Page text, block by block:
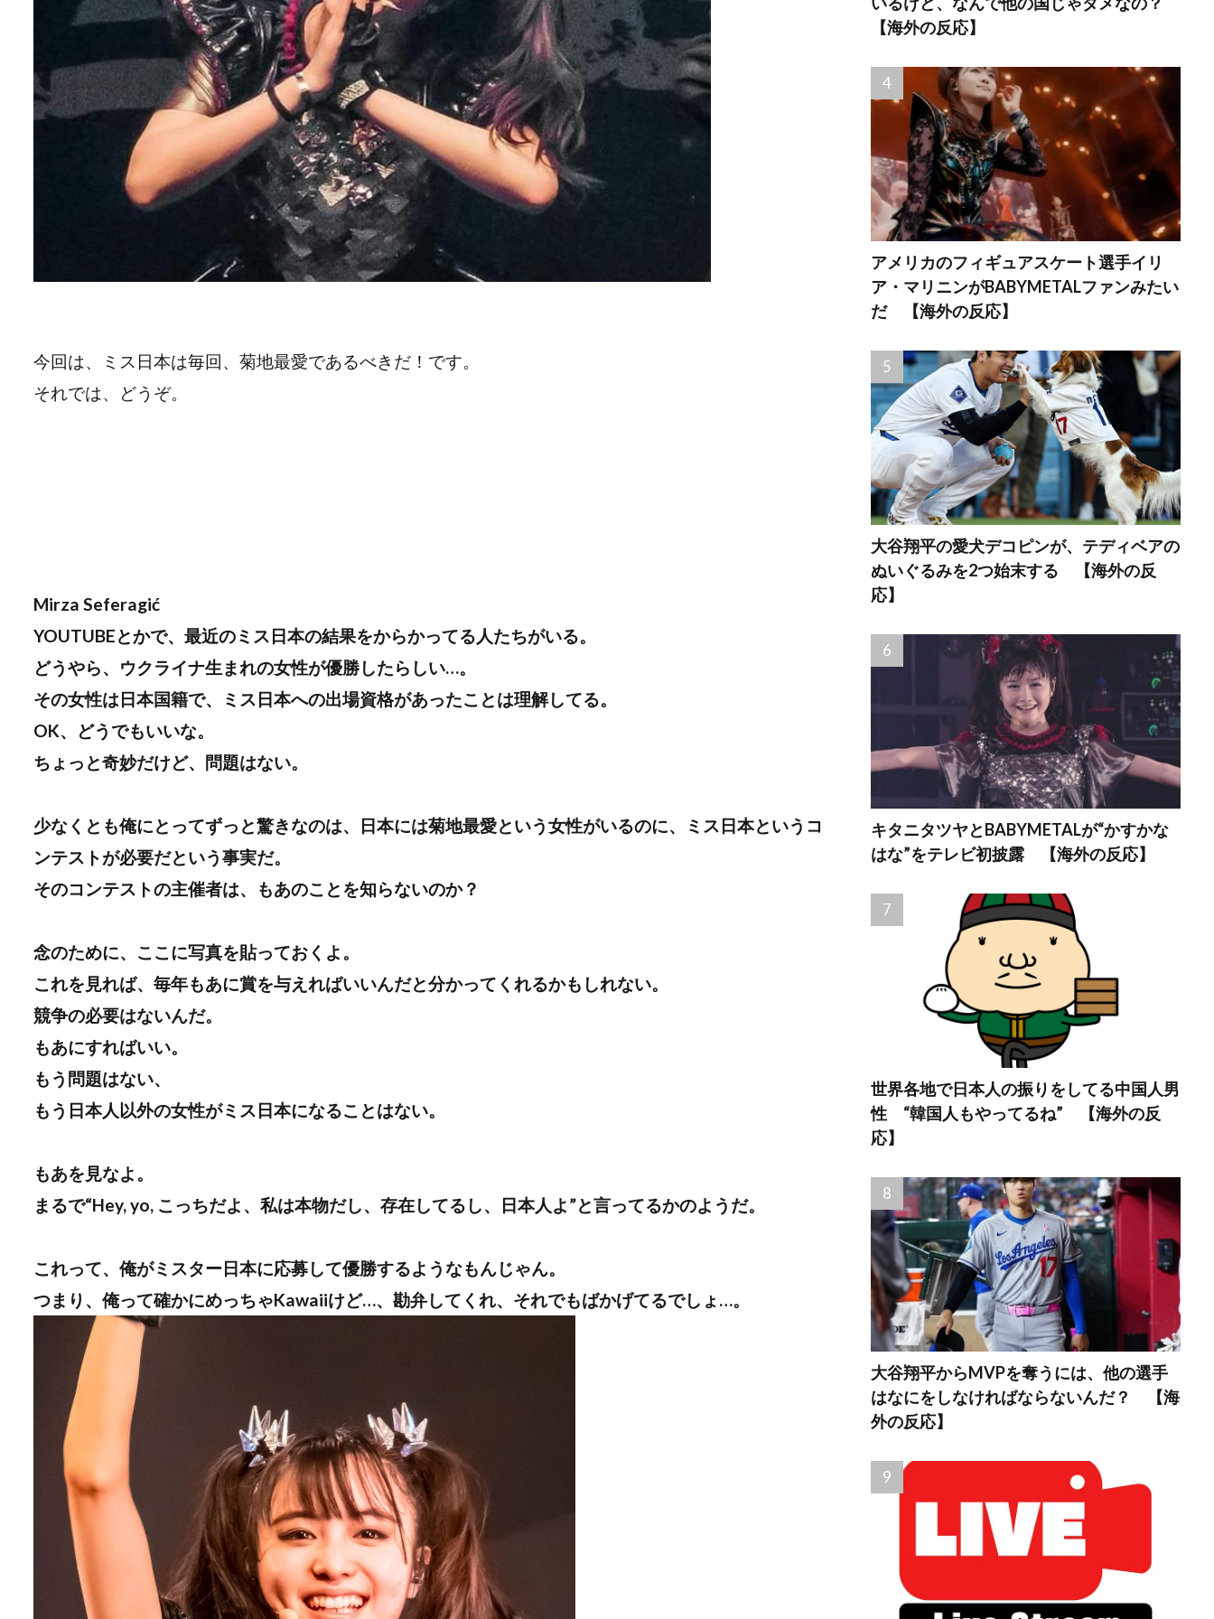
今回は、ミス日本は毎回、菊地最愛であるべきだ！です。
それでは、どうぞ。
Mirza Seferagić
YOUTUBEとかで、最近のミス日本の結果をからかってる人たちがいる。
どうやら、ウクライナ生まれの女性が優勝したらしい…。
その女性は日本国籍で、ミス日本への出場資格があったことは理解してる。
OK、どうでもいいな。
ちょっと奇妙だけど、問題はない。
少なくとも俺にとってずっと驚きなのは、日本には菊地最愛という女性がいるのに、ミス日本というコ
ンテストが必要だという事実だ。
そのコンテストの主催者は、もあのことを知らないのか？
念のために、ここに写真を貼っておくよ。
これを見れば、毎年もあに賞を与えればいいんだと分かってくれるかもしれない。
競争の必要はないんだ。
もあにすればいい。
もう問題はない、
もう日本人以外の女性がミス日本になることはない。
もあを見なよ。
まるで“Hey, yo, こっちだよ、私は本物だし、存在してるし、日本人よ”と言ってるかのようだ。
これって、俺がミスター日本に応募して優勝するようなもんじゃん。
つまり、俺って確かにめっちゃKawaiiけど…、勘弁してくれ、それでもばかげてるでしょ…。
【海外の反応】
アメリカのフィギュアスケート選手イリ
ア・マリニンがBABYMETALファンみたい
だ 【海外の反応】
大谷翔平の愛犬デコピンが、テディベアの
ぬいぐるみを2つ始末する 【海外の反
応】
キタニタツヤとBABYMETALが“かすかな
はな”をテレビ初披露 【海外の反応】
世界各地で日本人の振りをしてる中国人男
性 “韓国人もやってるね” 【海外の反
応】
大谷翔平からMVPを奪うには、他の選手
はなにをしなければならないんだ？ 【海
外の反応】